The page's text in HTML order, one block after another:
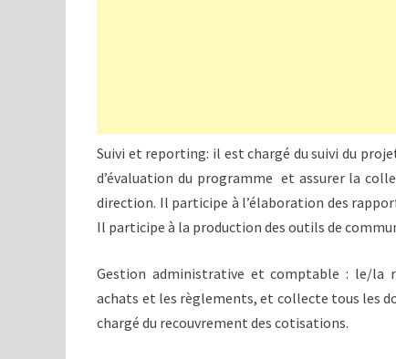
Suivi et reporting: il est chargé du suivi du
d’évaluation du programme et assurer la
direction. Il participe à l’élaboration des
Il participe à la production des outils de
Gestion administrative et comptable : le/la
achats et les règlements, et collecte tous les
chargé du recouvrement des cotisations.